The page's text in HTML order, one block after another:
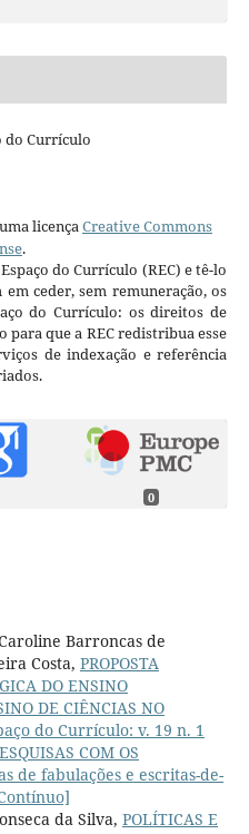
do Currículo
licençaCreative Commons
.
do Currículo (REC) e tê-lo
ceder, sem remuneração, os
do Currículo: os direitos de
que a REC redistribua esse
de indexação e referência
0
Barroncas de
Costa, PROPOSTA
DO ENSINO
DE CIÊNCIAS NO
do Currículo: v. 19 n. 1
COM OS
de fabulações e escritas-de-
da Silva, POLÍTICAS E